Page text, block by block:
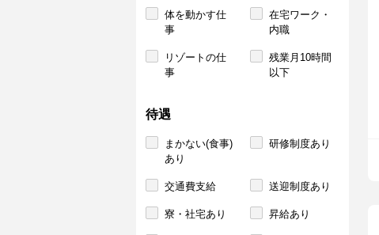
体を動かす仕
事
在宅ワーク・
内職
リゾートの仕
事
残業月10時間
以下
待遇
まかない(食事)
あり
研修制度あり
交通費支給 送迎制度あり
寮・社宅あり 昇給あり